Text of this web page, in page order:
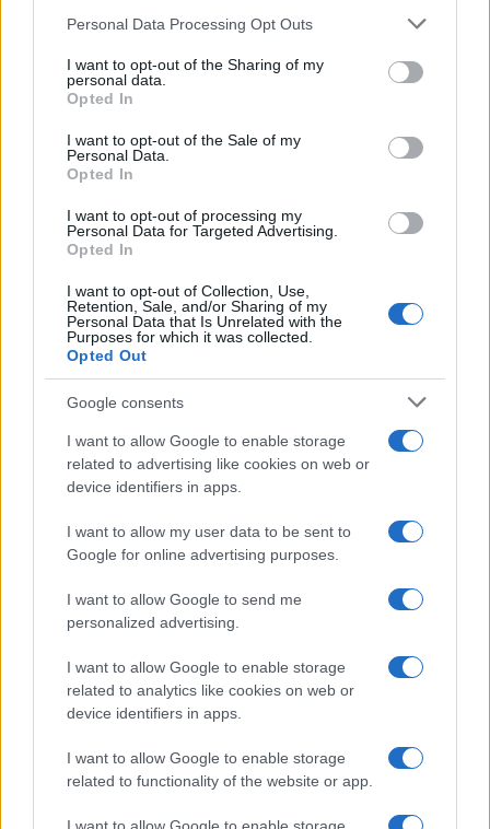
Personal Data Processing Opt Outs
I want to opt-out of the Sharing of my
personal data.
Opted In
I want to opt-out of the Sale of my
Personal Data.
Opted In
I want to opt-out of processing my
Personal Data for Targeted Advertising.
Opted In
I want to opt-out of Collection, Use,
Retention, Sale, and/or Sharing of my
Personal Data that Is Unrelated with the
Purposes for which it was collected.
Opted Out
Google consents
I want to allow Google to enable storage
related to advertising like cookies on web or
device identifiers in apps.
I want to allow my user data to be sent to
Google for online advertising purposes.
I want to allow Google to send me
personalized advertising.
I want to allow Google to enable storage
related to analytics like cookies on web or
device identifiers in apps.
I want to allow Google to enable storage
related to functionality of the website or app.
bilancio pubblico. E poi la corruzione
banche popolari. È come leggere una pagina di
storia grazie alla leggerezza del cronista, ma con
gli occhiali di un pensatore liberale.
attualità incredibile.Giudicate voi: “Noi
supponiamo, per una finzione legale, che gli atti
di governi parlamentari siano un perfetto accordo
con l’opinione consapevole della maggioranza
delle persone. In generale le cose non stanno
così. Governi astuti sanno perfettamente bene
come creare un’opinione artificiale: e in parte per
indifferenza, in parte per ignoranza, capita di rado
che le persone siano consapevoli del fine verso
cui il loro governo le sta guidando”.
Altrettanto interessante e disincantata la sua
analisi dei partitiche si possono dividere in due
classi: “quelli che vogliono il governo del popolo
da parte del popolo e quelli che al contrario
vogliono che il popolo sia governato da una classe
questa la grande differenza, anche attuale, tra il
governo dei competenti e degli eletti, di cui tanto